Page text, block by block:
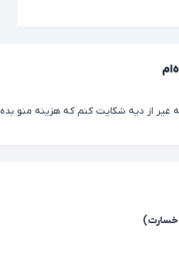
غیر از دیه شکایت کنم که هزینه منو
خسارت)